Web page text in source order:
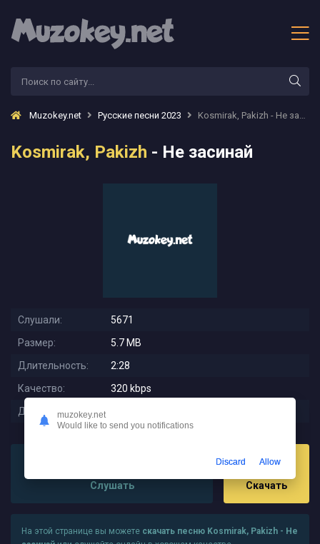
Muzokey.net Русские песни 2023 Kosmirak, Pakizh - Не засинай
Kosmirak, Pakizh - Не засинай
Слушали:
5671
Размер:
5.7 MB
Длительность:
2:28
Качество:
320 kbps
Дата релиза:
Слушать Скачать
На этой странице вы можете скачать песню Kosmirak, Pakizh - Не
muzokey.net
Would like to send you notifications
Discard Allow